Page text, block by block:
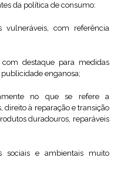
da política de consumo:
vulneráveis, com referência
destaque para medidas
enganosa;
no que se refere a
direito à reparação e transição
duradouros, reparáveis
sociais e ambientais muito